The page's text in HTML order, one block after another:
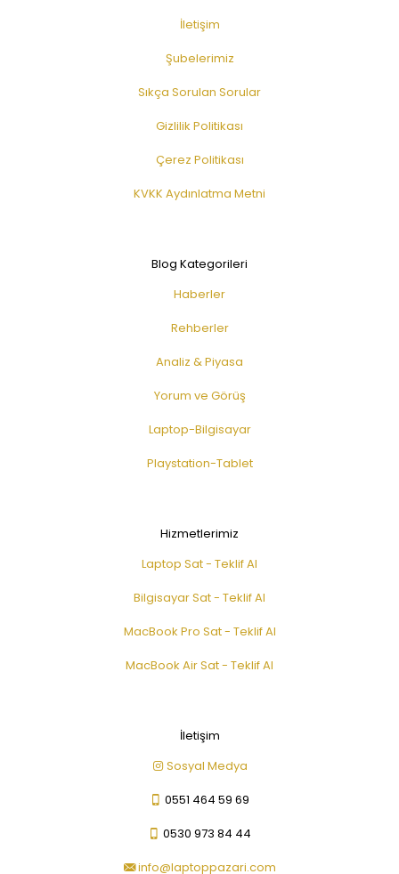
İletişim
Şubelerimiz
Sıkça Sorulan Sorular
Gizlilik Politikası
Çerez Politikası
KVKK Aydınlatma Metni
Blog Kategorileri
Haberler
Rehberler
Analiz & Piyasa
Yorum ve Görüş
Laptop-Bilgisayar
Playstation-Tablet
Hizmetlerimiz
Laptop Sat - Teklif Al
Bilgisayar Sat - Teklif Al
MacBook Pro Sat - Teklif Al
MacBook Air Sat - Teklif Al
İletişim
Sosyal Medya
0551 464 59 69
0530 973 84 44
info@laptoppazari.com